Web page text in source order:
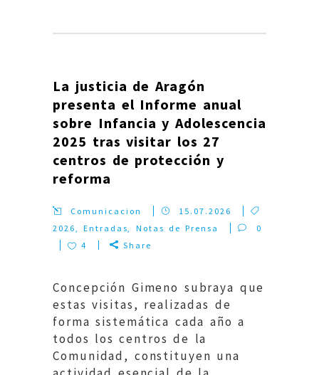
La justicia de Aragón
presenta el Informe anual
sobre Infancia y Adolescencia
2025 tras visitar los 27
centros de protección y
reforma
Comunicacion
15.07.2026
2026,Entradas, Notas de Prensa
0
4
Share
Concepción Gimeno subraya que
estas visitas, realizadas de
forma sistemática cada año a
todos los centros de la
Comunidad, constituyen una